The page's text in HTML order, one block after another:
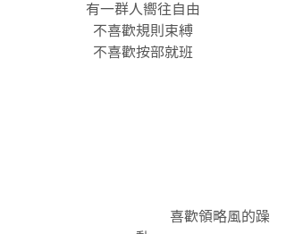
有一群人嚮往自由
不喜歡規則束縛
不喜歡按部就班